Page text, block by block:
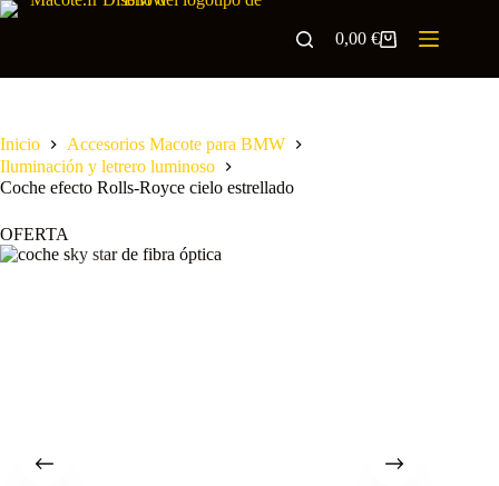
0,00€
Inicio
Accesorios Macote para BMW
Iluminación y letrero luminoso
Coche efecto Rolls-Royce cielo estrellado
OFERTA